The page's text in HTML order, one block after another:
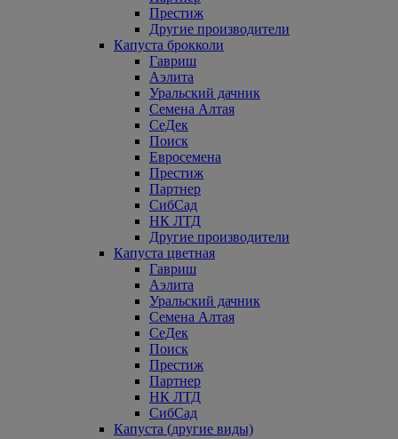
Престиж
Другие производители
Капуста брокколи
Гавриш
Аэлита
Уральский дачник
Семена Алтая
СеДек
Поиск
Евросемена
Престиж
Партнер
СибСад
НК ЛТД
Другие производители
Капуста цветная
Гавриш
Аэлита
Уральский дачник
Семена Алтая
СеДек
Поиск
Престиж
Партнер
НК ЛТД
СибСад
Капуста (другие виды)